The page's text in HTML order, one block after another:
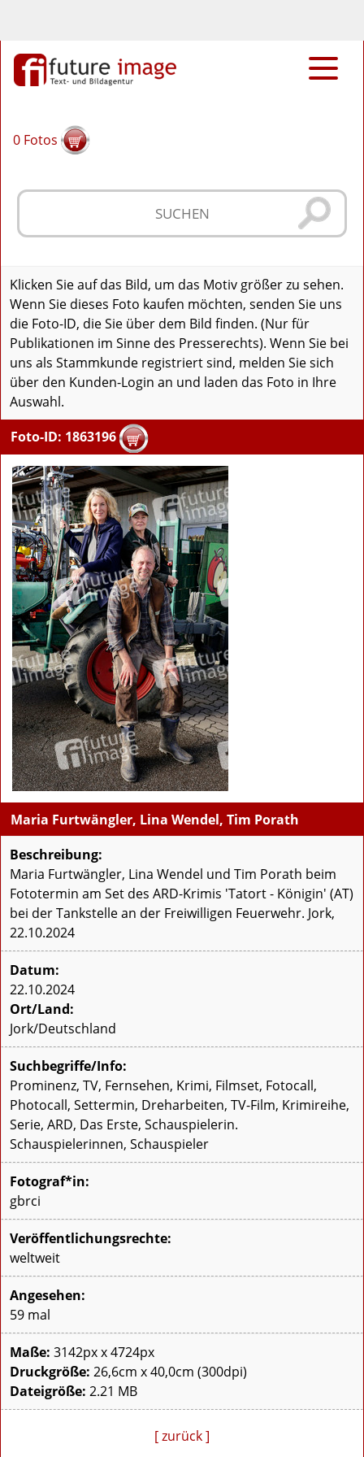
0 Fotos
Klicken Sie auf das Bild, um das Motiv größer zu sehen.
Wenn Sie dieses Foto kaufen möchten, senden Sie uns
die Foto-ID, die Sie über dem Bild finden. (Nur für
Publikationen im Sinne des Presserechts). Wenn Sie bei
uns als Stammkunde registriert sind, melden Sie sich
über den Kunden-Login an und laden das Foto in Ihre
Auswahl.
Foto-ID: 1863196
Maria Furtwängler, Lina Wendel, Tim Porath
Beschreibung:
Maria Furtwängler, Lina Wendel und Tim Porath beim
Fototermin am Set des ARD-Krimis 'Tatort - Königin' (AT)
bei der Tankstelle an der Freiwilligen Feuerwehr. Jork,
22.10.2024
Datum:
22.10.2024
Ort/Land:
Jork/Deutschland
Suchbegriffe/Info:
Prominenz, TV, Fernsehen, Krimi, Filmset, Fotocall,
Photocall, Settermin, Dreharbeiten, TV-Film, Krimireihe,
Serie, ARD, Das Erste, Schauspielerin.
Schauspielerinnen, Schauspieler
Fotograf*in:
gbrci
Veröffentlichungsrechte:
weltweit
Angesehen:
59 mal
Maße: 3142px x 4724px
Druckgröße: 26,6cm x 40,0cm (300dpi)
Dateigröße: 2.21 MB
[ zurück ]